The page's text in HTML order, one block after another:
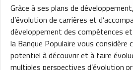
Grâce à ses plans de
d’évolution de carrières et
développement des compétences
la Banque Populaire vous considère
potentiel à découvrir et à faire